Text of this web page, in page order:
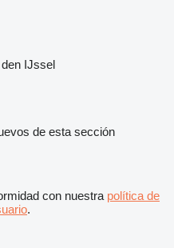
IJssel
de esta sección
con nuestra política de
.